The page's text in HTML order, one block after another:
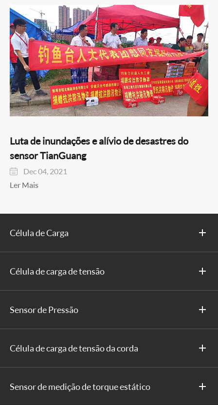
Luta de inundações e alívio de desastres do
sensor TianGuang

Dec 04, 2021
Ler Mais
Célula de Carga
Célula de carga de tensão
Sensor de Pressão
Célula de carga de tensão da corda
Sensor de medição de torque estático